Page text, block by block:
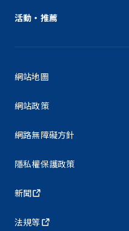
活動・推薦
網站地圖
網站政策
網路無障礙方針
隱私權保護政策
新聞
法規等